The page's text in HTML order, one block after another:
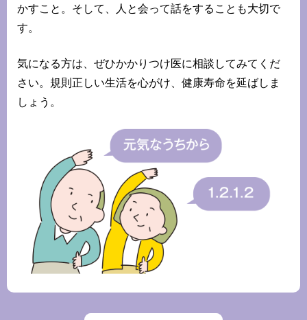
かすこと。そして、人と会って話をすることも大切で
す。
気になる方は、ぜひかかりつけ医に相談してみてくだ
さい。規則正しい生活を心がけ、健康寿命を延ばしま
しょう。